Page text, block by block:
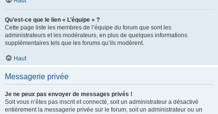
Qu’est-ce que le lien « L’équipe » ?
Cette page liste les membres de l’équipe du forum que sont les
administrateurs et les modérateurs, en plus de quelques informations
supplémentaires tels que les forums qu’ils modèrent.
Haut
Messagerie privée
Je ne peux pas envoyer de messages privés !
Soit vous n’êtes pas inscrit et connecté, soit un administrateur a désactivé
entièrement la messagerie privée sur le forum, soit un administrateur ou un